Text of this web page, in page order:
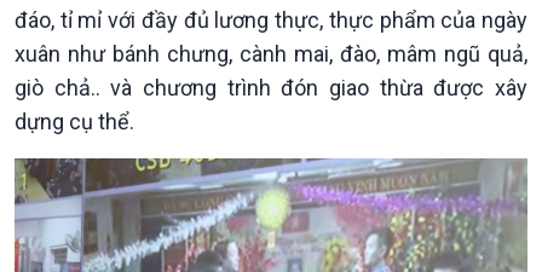
Chính trị
Tin Chính trị
Thế giới
Tin thế giới
đáo, tỉ mỉ với đầy đủ lương thực, thực phẩm của ngày
xuân như bánh chưng, cành mai, đào, mâm ngũ quả,
giò chả.. và chương trình đón giao thừa được xây
dựng cụ thể.